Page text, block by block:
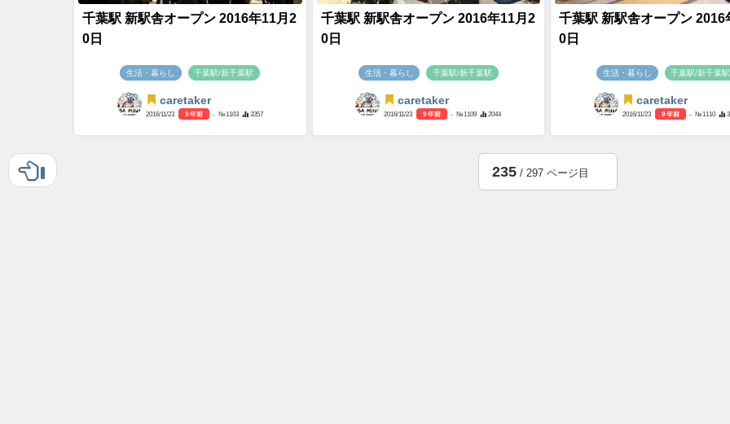
千葉駅 新駅舎オープン 2016年11月2
0日
生活・暮らし 千葉駅/新千葉駅
caretaker
2016/11/23 9 年前 - №1103 3357
千葉駅 新駅舎オープン 2016年11月2
0日
生活・暮らし 千葉駅/新千葉駅
caretaker
2016/11/23 9 年前 - №1109 2044
千葉駅 新駅舎オープン 2016
0日
生活・暮らし 千葉駅/新千葉駅
caretaker
2016/11/23 9 年前 - №1110
235/ 297 ページ目